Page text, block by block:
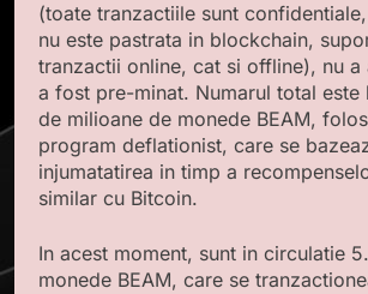
(toate tranzactiile sunt
nu este pastrata in blockchain,
tranzactii online, cat si offline), nu a
a fost pre-minat. Numarul total este
de milioane de monede BEAM,
program deflationist, care se
injumatatirea in timp a
similar cu Bitcoin.
In acest moment, sunt in circulatie
monede BEAM, care se